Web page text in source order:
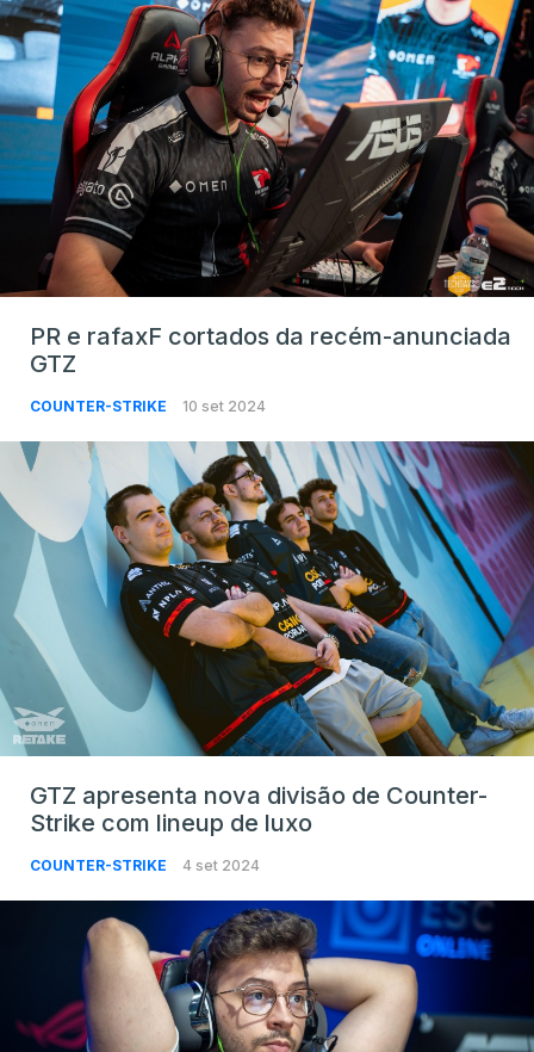
PR e rafaxF cortados da recém-anunciada
GTZ
COUNTER-STRIKE 10 set 2024
GTZ apresenta nova divisão de Counter-
Strike com lineup de luxo
COUNTER-STRIKE 4 set 2024